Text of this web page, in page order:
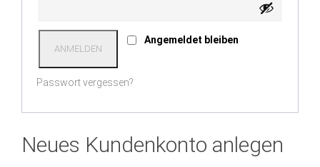
Angemeldet bleiben
ANMELDEN
Passwort vergessen?
Neues Kundenkonto anlegen